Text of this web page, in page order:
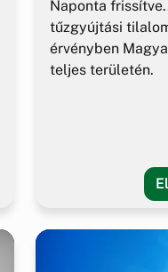
Naponta
tűzgyújtási
érvényben
teljes területén.